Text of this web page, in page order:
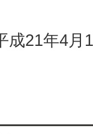
成21年4月